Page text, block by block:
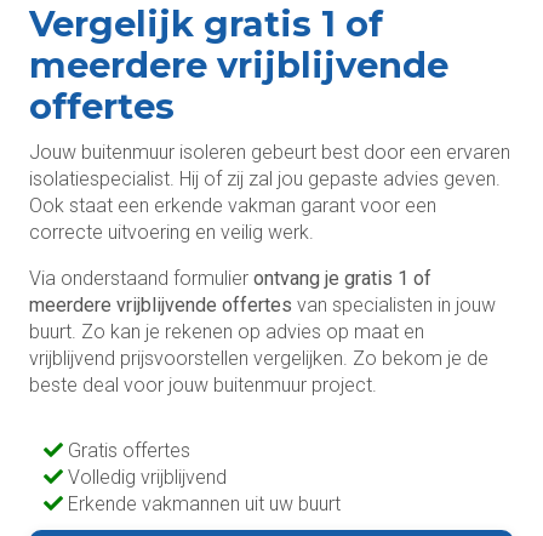
Vergelijk gratis 1 of
meerdere vrijblijvende
offertes
Jouw buitenmuur isoleren gebeurt best door een ervaren
isolatiespecialist. Hij of zij zal jou gepaste advies geven.
Ook staat een erkende vakman garant voor een
correcte uitvoering en veilig werk.
Via onderstaand formulier ontvang je gratis 1 of
meerdere vrijblijvende offertes van specialisten in jouw
buurt. Zo kan je rekenen op advies op maat en
vrijblijvend prijsvoorstellen vergelijken. Zo bekom je de
beste deal voor jouw buitenmuur project.
Gratis offertes
Volledig vrijblijvend
Erkende vakmannen uit uw buurt